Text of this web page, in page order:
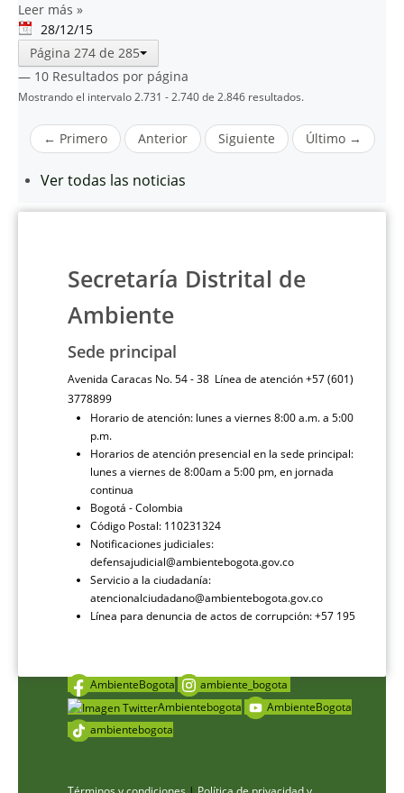
Leer más »
28/12/15
Página 274 de 285
— 10 Resultados por página
Mostrando el intervalo 2.731 - 2.740 de 2.846 resultados.
← Primero Anterior Siguiente Último →
Ver todas las noticias
Secretaría Distrital de
Ambiente
Sede principal
Avenida Caracas No. 54 - 38 Línea de atención +57 (601)
3778899
Horario de atención: lunes a viernes 8:00 a.m. a 5:00
p.m.
Horarios de atención presencial en la sede principal:
lunes a viernes de 8:00am a 5:00 pm, en jornada
continua
Bogotá - Colombia
Código Postal: 110231324
Notificaciones judiciales:
defensajudicial@ambientebogota.gov.co
Servicio a la ciudadanía:
atencionalciudadano@ambientebogota.gov.co
Línea para denuncia de actos de corrupción: +57 195
AmbienteBogota
ambiente_bogota
Ambientebogota
AmbienteBogota
ambientebogota